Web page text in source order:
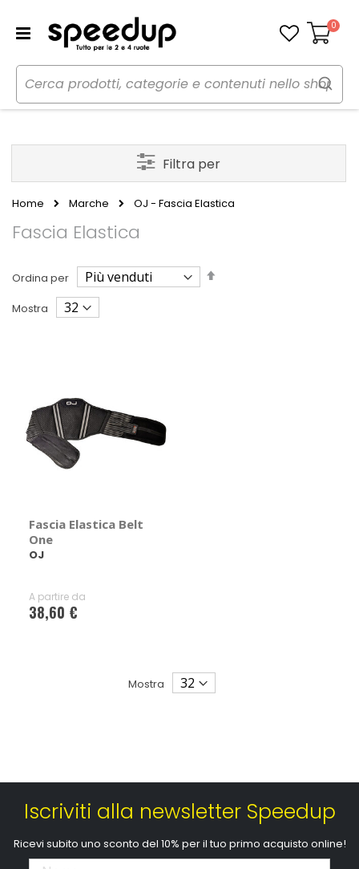
Carrello
0
Home Marche OJ - Fascia Elastica
Fascia Elastica
Ordina per
Imposta
Mostra
Fascia Elastica Belt
One
OJ
A partire da
38,60 €
Mostra
Filtra per
Iscriviti alla newsletter Speedup
Ricevi subito uno sconto del 10% per il tuo primo acquisto online!